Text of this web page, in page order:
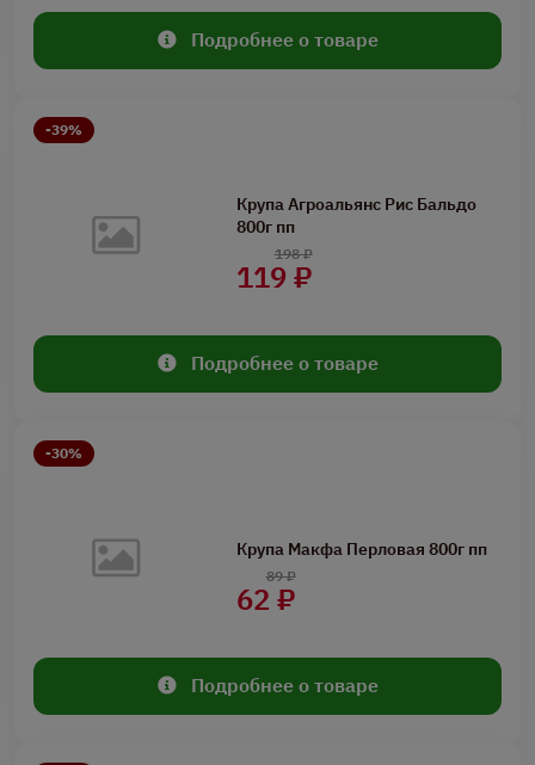
Подробнее о товаре
-39%
Крупа Агроальянс Рис Бальдо
800г пп
119 ₽
198 ₽
Подробнее о товаре
-30%
Крупа Макфа Перловая 800г пп
62 ₽
89 ₽
Подробнее о товаре